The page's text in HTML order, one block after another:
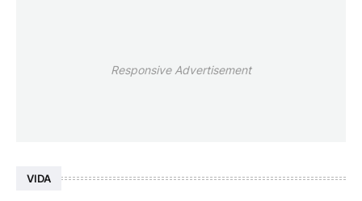
Responsive Advertisement
VIDA